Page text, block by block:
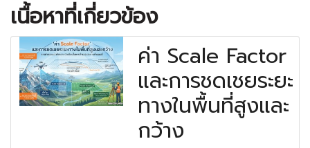
เนื้อหาที่เกี่ยวข้อง
ค่า Scale Factor
และการชดเชยระยะ
ทางในพื้นที่สูงและ
กว้าง